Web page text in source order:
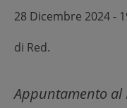
28 Dicembre 2024 -
di Red.
Appuntamento al